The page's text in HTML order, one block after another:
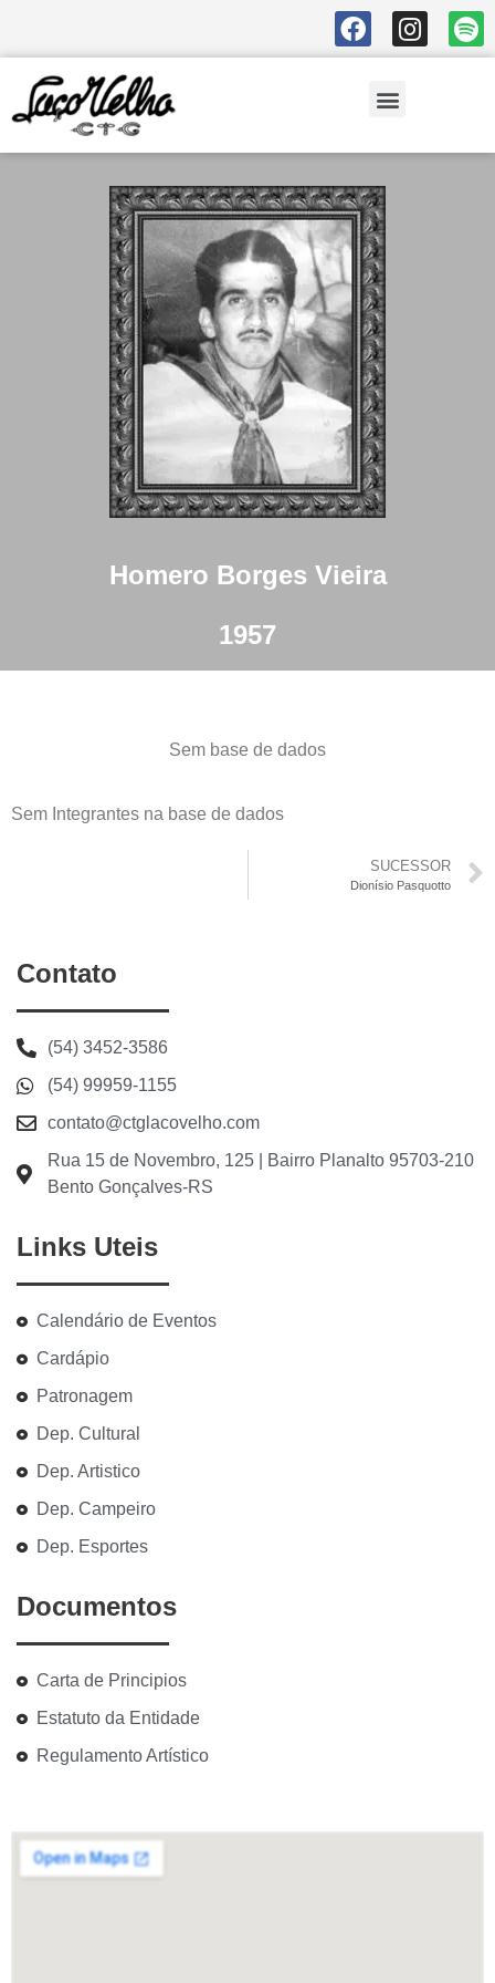
Homero Borges Vieira
1957
Sem base de dados
Sem Integrantes na base de dados
SUCESSOR
Dionísio Pasquotto
Contato
(54) 3452-3586
(54) 99959-1155
contato@ctglacovelho.com
Rua 15 de Novembro, 125 | Bairro Planalto 95703-210
Bento Gonçalves-RS
Links Uteis
Calendário de Eventos
Cardápio
Patronagem
Dep. Cultural
Dep. Artistico
Dep. Campeiro
Dep. Esportes
Documentos
Carta de Principios
Estatuto da Entidade
Regulamento Artístico